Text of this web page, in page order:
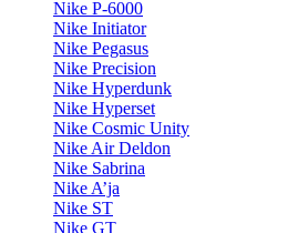
Nike P-6000
Nike Initiator
Nike Pegasus
Nike Precision
Nike Hyperdunk
Nike Hyperset
Nike Cosmic Unity
Nike Air Deldon
Nike Sabrina
Nike A’ja
Nike ST
Nike GT